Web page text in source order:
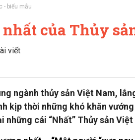
- biểu mẫu
của Thủy
viết
ngành thủy sản Việt Nam,
kịp thời những khó khăn
những cái “Nhất” Thủy sản